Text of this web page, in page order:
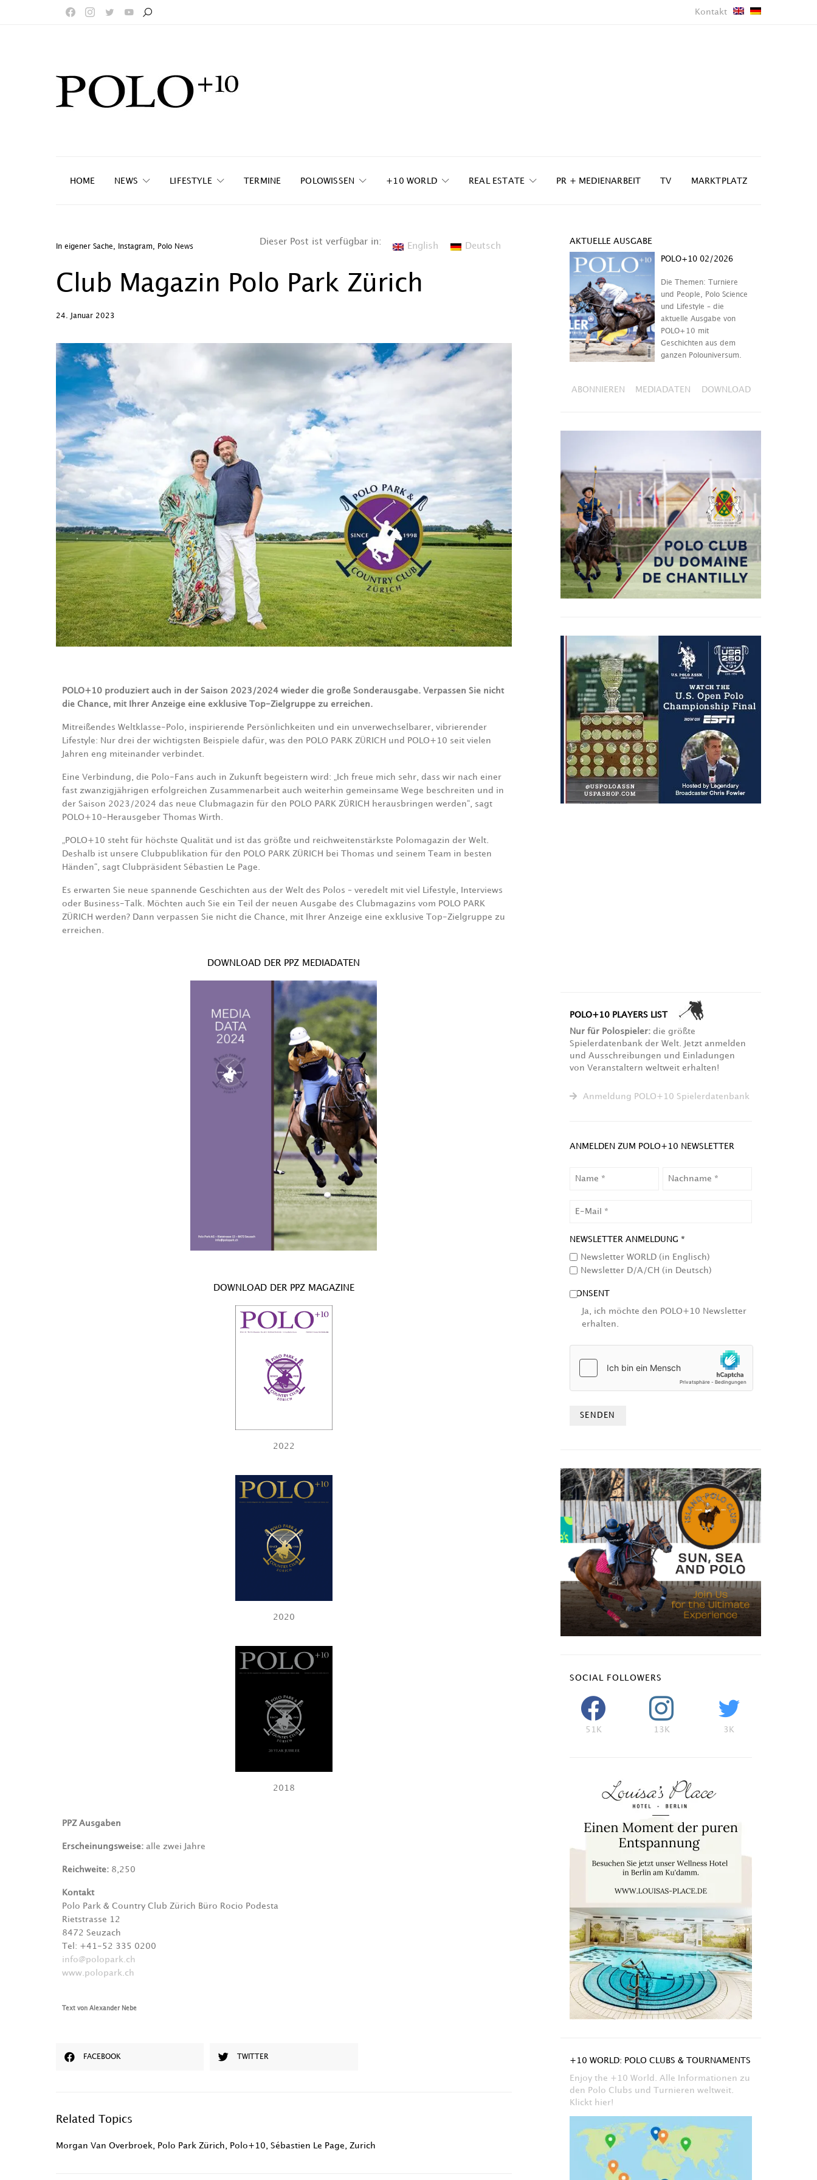
Kontakt
HOME NEWS LIFESTYLE TERMINE POLOWISSEN +10 WORLD REAL ESTATE PR + MEDIENARBEIT TV MARKTPLATZ
In eigener Sache, Instagram, Polo News
Dieser Post ist verfügbar in: English Deutsch
Club Magazin Polo Park Zürich
24. Januar 2023
POLO+10 produziert auch in der Saison 2023/2024 wieder die große Sonderausgabe. Verpassen Sie nicht
die Chance, mit Ihrer Anzeige eine exklusive Top-Zielgruppe zu erreichen.
Mitreißendes Weltklasse-Polo, inspirierende Persönlichkeiten und ein unverwechselbarer, vibrierender
Lifestyle: Nur drei der wichtigsten Beispiele dafür, was den POLO PARK ZÜRICH und POLO+10 seit vielen
Jahren eng miteinander verbindet.
Eine Verbindung, die Polo-Fans auch in Zukunft begeistern wird: „Ich freue mich sehr, dass wir nach einer
fast zwanzigjährigen erfolgreichen Zusammenarbeit auch weiterhin gemeinsame Wege beschreiten und in
der Saison 2023/2024 das neue Clubmagazin für den POLO PARK ZÜRICH herausbringen werden“, sagt
POLO+10-Herausgeber Thomas Wirth.
„POLO+10 steht für höchste Qualität und ist das größte und reichweitenstärkste Polomagazin der Welt.
Deshalb ist unsere Clubpublikation für den POLO PARK ZÜRICH bei Thomas und seinem Team in besten
Händen“, sagt Clubpräsident Sébastien Le Page.
Es erwarten Sie neue spannende Geschichten aus der Welt des Polos – veredelt mit viel Lifestyle, Interviews
oder Business-Talk. Möchten auch Sie ein Teil der neuen Ausgabe des Clubmagazins vom POLO PARK
ZÜRICH werden? Dann verpassen Sie nicht die Chance, mit Ihrer Anzeige eine exklusive Top-Zielgruppe zu
erreichen.
DOWNLOAD DER PPZ MEDIADATEN
DOWNLOAD DER PPZ MAGAZINE
2022
2020
2018
PPZ Ausgaben
Erscheinungsweise: alle zwei Jahre
Reichweite: 8,250
Kontakt
Polo Park & Country Club Zürich Büro Rocio Podesta
Rietstrasse 12
8472 Seuzach
Tel: +41-52 335 0200
info@polopark.ch
www.polopark.ch
Text von Alexander Nebe
FACEBOOK TWITTER
Related Topics
Morgan Van Overbroek Polo Park Zürich Polo+10 Sébastien Le Page Zurich
AKTUELLE AUSGABE
POLO+10 02/2026
Die Themen: Turniere
und People, Polo Science
und Lifestyle – die
aktuelle Ausgabe von
POLO+10 mit
Geschichten aus dem
ganzen Polouniversum.
ABONNIEREN MEDIADATEN DOWNLOAD
POLO+10 PLAYERS LIST
Nur für Polospieler:die größte
Spielerdatenbank der Welt. Jetzt anmelden
und Ausschreibungen und Einladungen
von Veranstaltern weltweit erhalten!
Anmeldung POLO+10 Spielerdatenbank
ANMELDEN ZUM POLO+10 NEWSLETTER
NEWSLETTER ANMELDUNG *
Newsletter WORLD (in Englisch)
Newsletter D/A/CH (in Deutsch)
CONSENT
Ja, ich möchte den POLO+10 Newsletter
erhalten.
SOCIAL FOLLOWERS
51K 13K 3K
+10 WORLD: POLO CLUBS & TOURNAMENTS
Enjoy the +10 World. Alle Informationen zu
den Polo Clubs und Turnieren weltweit.
Klickt hier!